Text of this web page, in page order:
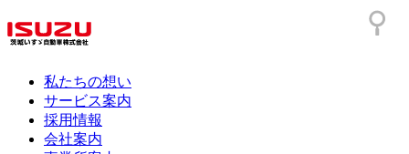
私たちの想い
サービス案内
採用情報
会社案内